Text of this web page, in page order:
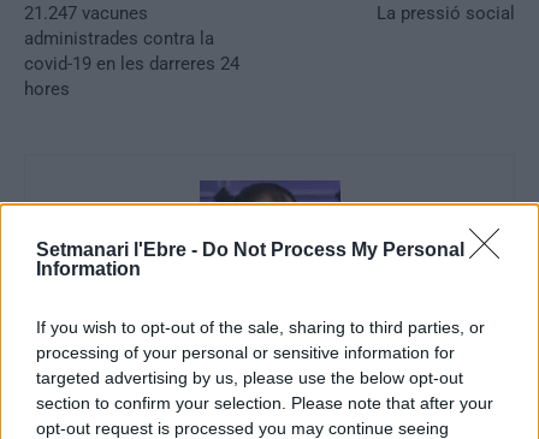
Setmanari l'Ebre - Do Not Process My Personal
Information
If you wish to opt-out of the sale, sharing to third parties, or
processing of your personal or sensitive information for
targeted advertising by us, please use the below opt-out
section to confirm your selection. Please note that after your
opt-out request is processed you may continue seeing
21.247 vacunes
administrades contra la
covid-19 en les darreres 24
hores
La pressió social
Andreu Prunera
Periodista